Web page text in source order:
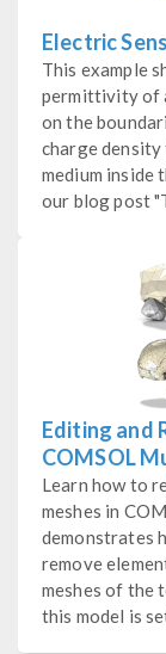
Electric
This example
permittivity of
on the
charge
medium inside
our blog post
Editing and
COMSOL
Learn how to
meshes in
demonstrates
remove
meshes of the
this model is